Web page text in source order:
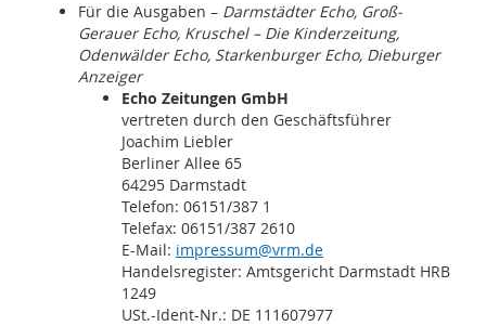
Für die Ausgaben – Darmstädter Echo, Groß-
Gerauer Echo, Kruschel – Die Kinderzeitung,
Odenwälder Echo, Starkenburger Echo, Dieburger
Anzeiger
Echo Zeitungen GmbH
vertreten durch den Geschäftsführer
Joachim Liebler
Berliner Allee 65
64295 Darmstadt
Telefon: 06151/387 1
Telefax: 06151/387 2610
E-Mail: impressum@vrm.de
Handelsregister: Amtsgericht Darmstadt HRB
1249
USt.-Ident-Nr.: DE 111607977